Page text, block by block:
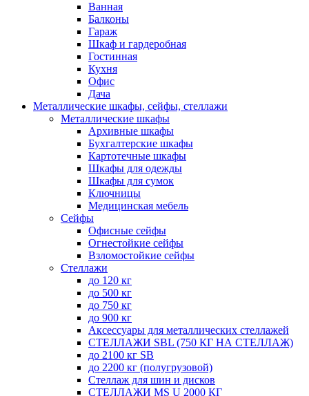
Ванная
Балконы
Гараж
Шкаф и гардеробная
Гостинная
Кухня
Офис
Дача
Металлические шкафы, сейфы, стеллажи
Металлические шкафы
Архивные шкафы
Бухгалтерские шкафы
Картотечные шкафы
Шкафы для одежды
Шкафы для сумок
Ключницы
Медицинская мебель
Сейфы
Офисные сейфы
Огнестойкие сейфы
Взломостойкие сейфы
Стеллажи
до 120 кг
до 500 кг
до 750 кг
до 900 кг
Аксессуары для металлических стеллажей
СТЕЛЛАЖИ SBL (750 КГ НА СТЕЛЛАЖ)
до 2100 кг SB
до 2200 кг (полугрузовой)
Стеллаж для шин и дисков
СТЕЛЛАЖИ MS U 2000 КГ